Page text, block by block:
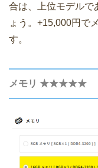
合は、上位モデルで
ょう。+15,000円で
す。
メモリ ★★★★★